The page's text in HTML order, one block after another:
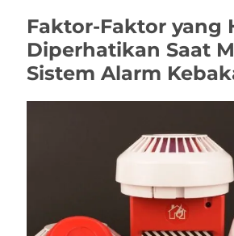
Faktor-Faktor yang
Diperhatikan Saat
Sistem Alarm